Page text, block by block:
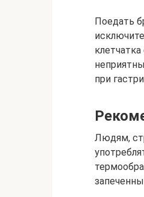
Поедать
при
Людям,